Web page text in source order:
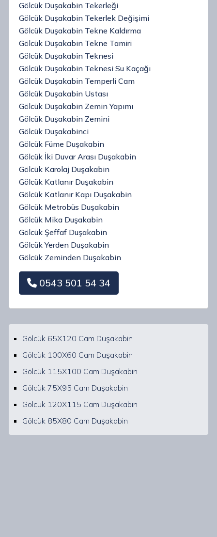
Gölcük Duşakabin Tekerleği
Gölcük Duşakabin Tekerlek Değişimi
Gölcük Duşakabin Tekne Kaldırma
Gölcük Duşakabin Tekne Tamiri
Gölcük Duşakabin Teknesi
Gölcük Duşakabin Teknesi Su Kaçağı
Gölcük Duşakabin Temperli Cam
Gölcük Duşakabin Ustası
Gölcük Duşakabin Zemin Yapımı
Gölcük Duşakabin Zemini
Gölcük Duşakabinci
Gölcük Füme Duşakabin
Gölcük İki Duvar Arası Duşakabin
Gölcük Karolaj Duşakabin
Gölcük Katlanır Duşakabin
Gölcük Katlanır Kapı Duşakabin
Gölcük Metrobüs Duşakabin
Gölcük Mika Duşakabin
Gölcük Şeffaf Duşakabin
Gölcük Yerden Duşakabin
Gölcük Zeminden Duşakabin
0543 501 54 34
Gölcük 65X120 Cam Duşakabin
Gölcük 100X60 Cam Duşakabin
Gölcük 115X100 Cam Duşakabin
Gölcük 75X95 Cam Duşakabin
Gölcük 120X115 Cam Duşakabin
Gölcük 85X80 Cam Duşakabin